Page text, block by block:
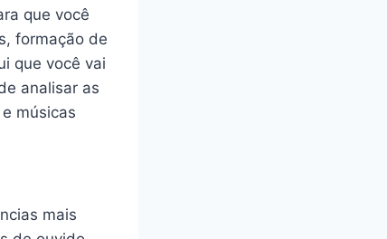
que você
formação de
que você vai
analisar as
músicas
mais